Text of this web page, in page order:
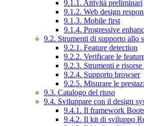
9.1.1. Attività preliminari
9.1.2. Web design
9.1.3. Mobile first
9.1.4. Progressive
9.2. Strumenti di supporto allo
9.2.1. Feature detection
9.2.2. Verificare le
9.2.3. Strumenti e
9.2.4. Supporto browser
9.2.5. Misurare le
9.3. Catalogo del riuso
9.4. Sviluppare con il design
9.4.1. Il framework
9.4.2. Il kit di sviluppo